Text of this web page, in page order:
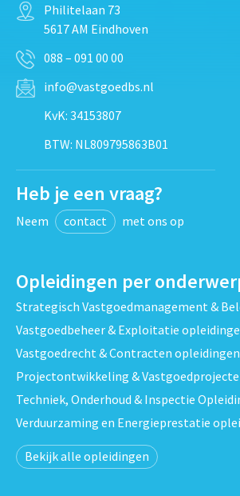
Philitelaan 73
5617 AM Eindhoven
088 – 091 00 00
info@vastgoedbs.nl
KvK: 34153807
BTW: NL809795863B01
Heb je een vraag?
Neem contact met ons op
Opleidingen per
Strategisch Vastgoedmanagement &
Vastgoedbeheer & Exploitatie
Vastgoedrecht & Contracten opleidingen
Projectontwikkeling &
Techniek, Onderhoud & Inspectie
Verduurzaming en Energieprestatie
Bekijk alle opleidingen